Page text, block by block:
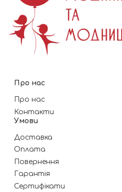
Про нас
Про нас
Контакти
Умови
Доставка
Оплата
Повернення
Гарантія
Сертифікати